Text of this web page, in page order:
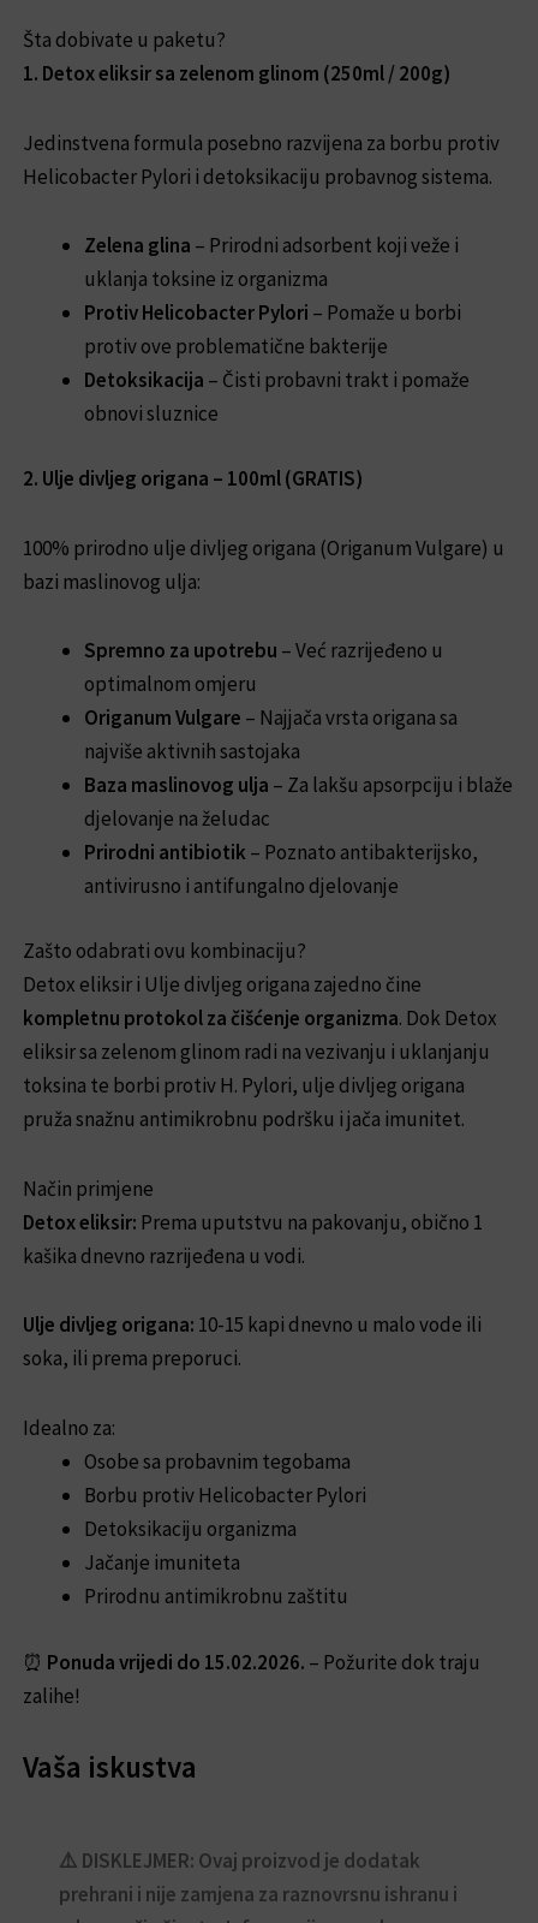
Šta dobivate u paketu?
1. Detox eliksir sa zelenom glinom (250ml / 200g)
Jedinstvena formula posebno razvijena za borbu protiv
Helicobacter Pylori i detoksikaciju probavnog sistema.
Zelena glina – Prirodni adsorbent koji veže i
uklanja toksine iz organizma
Protiv Helicobacter Pylori – Pomaže u borbi
protiv ove problematične bakterije
Detoksikacija – Čisti probavni trakt i pomaže
obnovi sluznice
2. Ulje divljeg origana – 100ml (GRATIS)
100% prirodno ulje divljeg origana (Origanum Vulgare) u
bazi maslinovog ulja:
Spremno za upotrebu – Već razrijeđeno u
optimalnom omjeru
Origanum Vulgare – Najjača vrsta origana sa
najviše aktivnih sastojaka
Baza maslinovog ulja – Za lakšu apsorpciju i blaže
djelovanje na želudac
Prirodni antibiotik – Poznato antibakterijsko,
antivirusno i antifungalno djelovanje
Zašto odabrati ovu kombinaciju?
Detox eliksir i Ulje divljeg origana zajedno čine
kompletnu protokol za čišćenje organizma. Dok Detox
eliksir sa zelenom glinom radi na vezivanju i uklanjanju
toksina te borbi protiv H. Pylori, ulje divljeg origana
pruža snažnu antimikrobnu podršku i jača imunitet.
Način primjene
Detox eliksir: Prema uputstvu na pakovanju, obično 1
kašika dnevno razrijeđena u vodi.
Ulje divljeg origana: 10-15 kapi dnevno u malo vode ili
soka, ili prema preporuci.
Idealno za:
Osobe sa probavnim tegobama
Borbu protiv Helicobacter Pylori
Detoksikaciju organizma
Jačanje imuniteta
Prirodnu antimikrobnu zaštitu
⏰ Ponuda vrijedi do 15.02.2026. – Požurite dok traju
zalihe!
Vaša iskustva
⚠️ DISKLEJMER: Ovaj proizvod je dodatak
prehrani i nije zamjena za raznovrsnu ishranu i